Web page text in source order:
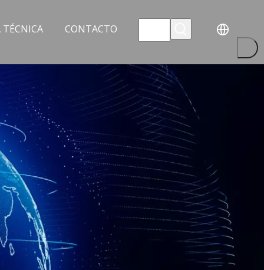
TÉCNICA CONTACTO